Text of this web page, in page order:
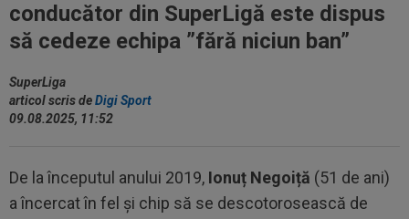
conducător din SuperLigă este dispus
să cedeze echipa ”fără niciun ban”
SuperLiga
articol scris deDigi Sport
09.08.2025, 11:52
De la începutul anului 2019, Ionuț Negoiță (51 de ani)
a încercat în fel și chip să se descotorosească de